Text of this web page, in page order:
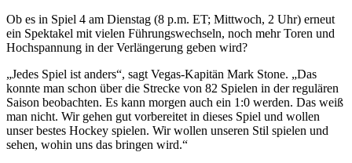
Ob es in Spiel 4 am Dienstag (8 p.m. ET; Mittwoch, 2 Uhr) erneut
ein Spektakel mit vielen Führungswechseln, noch mehr Toren und
Hochspannung in der Verlängerung geben wird?
„Jedes Spiel ist anders“, sagt Vegas-Kapitän Mark Stone. „Das
konnte man schon über die Strecke von 82 Spielen in der regulären
Saison beobachten. Es kann morgen auch ein 1:0 werden. Das weiß
man nicht. Wir gehen gut vorbereitet in dieses Spiel und wollen
unser bestes Hockey spielen. Wir wollen unseren Stil spielen und
sehen, wohin uns das bringen wird.“